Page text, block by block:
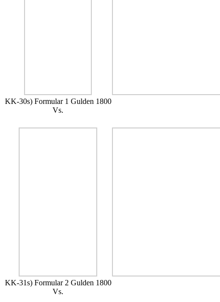
KK-30s) Formular 1 Gulden 1800
Vs.
KK-31s) Formular 2 Gulden 1800
Vs.